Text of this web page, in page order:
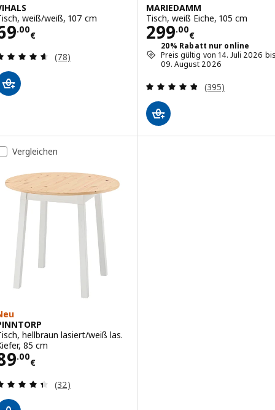
weiß/weiß, 107 cm
.00
€69.00€
Bewertungen: 4.6 von 5 Sternen. Bewertungen
(78)
MARIEDAMM
Tisch, weiß Eiche, 105 cm
299.00
€
Preis 299.00€
20% Rabatt nur online
Preis gültig von 14. Juli 2026
09. August 2026
Bewertungen:
(395)
Vergleichen
hellbraun lasiert/weiß las.
85 cm
.00
€89.00€
Bewertungen: 4.4 von 5 Sternen. Bewertungen
(32)